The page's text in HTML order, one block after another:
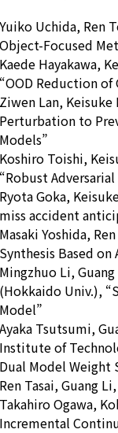
Yuiko Uchida, Ren
Object-Focused
Kaede Hayakawa,
“OOD Reduction
Ziwen Lan, Keisuke
Perturbation to
Models”
Koshiro Toishi,
“Robust
Ryota Goka,
miss accident
Masaki Yoshida,
Synthesis Based
Mingzhuo Li,
(Hokkaido Univ.),
Model”
Ayaka Tsutsumi,
Institute of
Dual Model
Ren Tasai, Guang
Takahiro Ogawa,
Incremental